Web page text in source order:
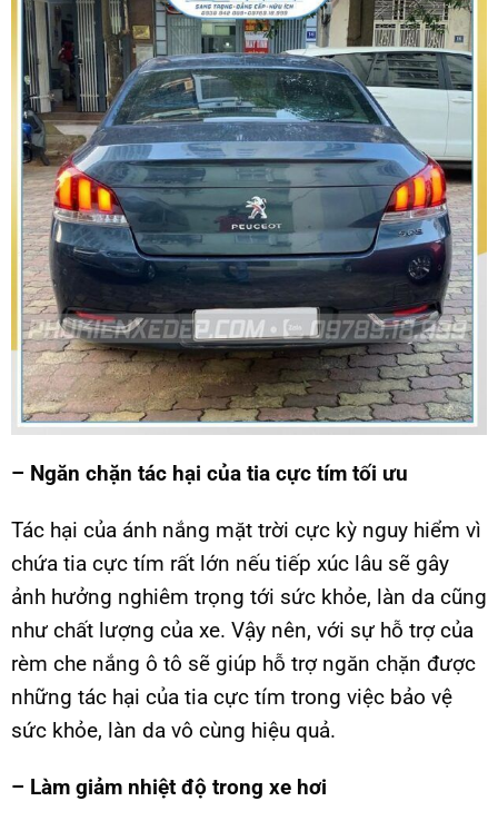
– Ngăn chặn tác hại của tia cực tím tối ưu
Tác hại của ánh nắng mặt trời cực kỳ nguy hiểm vì
chứa tia cực tím rất lớn nếu tiếp xúc lâu sẽ gây
ảnh hưởng nghiêm trọng tới sức khỏe, làn da cũng
như chất lượng của xe. Vậy nên, với sự hỗ trợ của
rèm che nắng ô tô sẽ giúp hỗ trợ ngăn chặn được
những tác hại của tia cực tím trong việc bảo vệ
sức khỏe, làn da vô cùng hiệu quả.
– Làm giảm nhiệt độ trong xe hơi